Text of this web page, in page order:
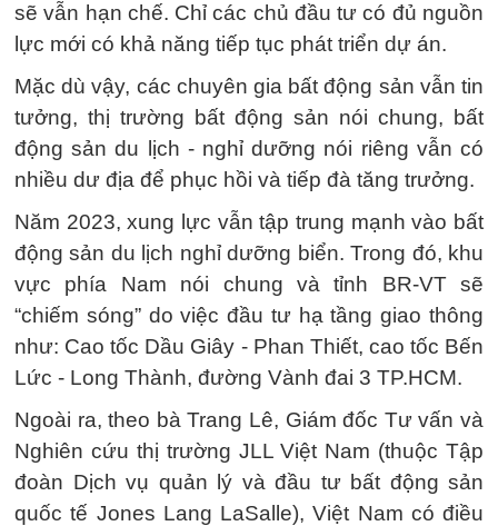
sẽ vẫn hạn chế. Chỉ các chủ đầu tư có đủ nguồn
lực mới có khả năng tiếp tục phát triển dự án.
Mặc dù vậy, các chuyên gia bất động sản vẫn tin
tưởng, thị trường bất động sản nói chung, bất
động sản du lịch - nghỉ dưỡng nói riêng vẫn có
nhiều dư địa để phục hồi và tiếp đà tăng trưởng.
Năm 2023, xung lực vẫn tập trung mạnh vào bất
động sản du lịch nghỉ dưỡng biển. Trong đó, khu
vực phía Nam nói chung và tỉnh BR-VT sẽ
“chiếm sóng” do việc đầu tư hạ tầng giao thông
như: Cao tốc Dầu Giây - Phan Thiết, cao tốc Bến
Lức - Long Thành, đường Vành đai 3 TP.HCM.
Ngoài ra, theo bà Trang Lê, Giám đốc Tư vấn và
Nghiên cứu thị trường JLL Việt Nam (thuộc Tập
đoàn Dịch vụ quản lý và đầu tư bất động sản
quốc tế Jones Lang LaSalle), Việt Nam có điều